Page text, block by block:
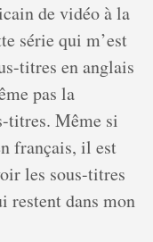
de vidéo à la
série qui m’est
titres en anglais
pas la
titres. Même si
français, il est
les sous-titres
restent dans mon